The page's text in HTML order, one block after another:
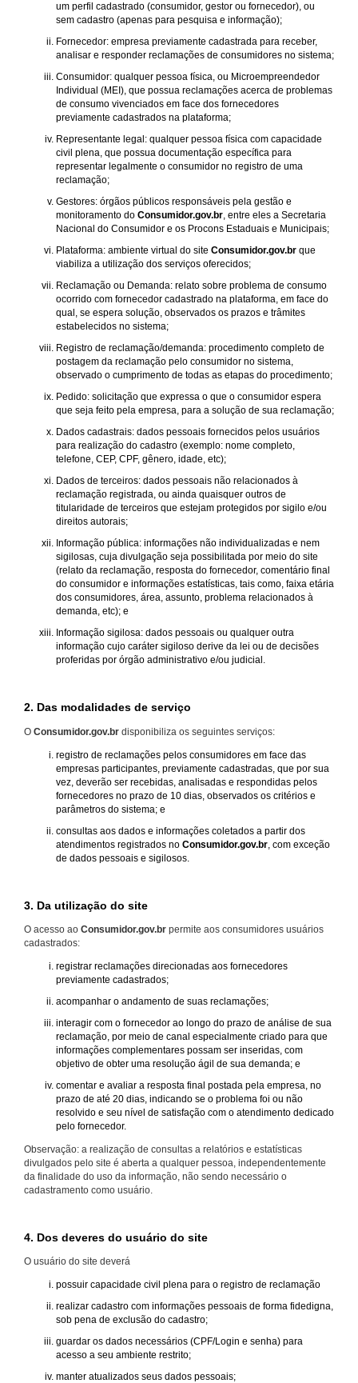
um perfil cadastrado (consumidor, gestor ou fornecedor), ou
sem cadastro (apenas para pesquisa e informação);
Fornecedor: empresa previamente cadastrada para receber,
analisar e responder reclamações de consumidores no sistema;
Consumidor: qualquer pessoa física, ou Microempreendedor
Individual (MEI), que possua reclamações acerca de problemas
de consumo vivenciados em face dos fornecedores
previamente cadastrados na plataforma;
Representante legal: qualquer pessoa física com capacidade
civil plena, que possua documentação específica para
representar legalmente o consumidor no registro de uma
reclamação;
Gestores: órgãos públicos responsáveis pela gestão e
monitoramento do Consumidor.gov.br, entre eles a Secretaria
Nacional do Consumidor e os Procons Estaduais e Municipais;
Plataforma: ambiente virtual do site Consumidor.gov.br que
viabiliza a utilização dos serviços oferecidos;
Reclamação ou Demanda: relato sobre problema de consumo
ocorrido com fornecedor cadastrado na plataforma, em face do
qual, se espera solução, observados os prazos e trâmites
estabelecidos no sistema;
Registro de reclamação/demanda: procedimento completo de
postagem da reclamação pelo consumidor no sistema,
observado o cumprimento de todas as etapas do procedimento;
Pedido: solicitação que expressa o que o consumidor espera
que seja feito pela empresa, para a solução de sua reclamação;
Dados cadastrais: dados pessoais fornecidos pelos usuários
para realização do cadastro (exemplo: nome completo,
telefone, CEP, CPF, gênero, idade, etc);
Dados de terceiros: dados pessoais não relacionados à
reclamação registrada, ou ainda quaisquer outros de
titularidade de terceiros que estejam protegidos por sigilo e/ou
direitos autorais;
Informação pública: informações não individualizadas e nem
sigilosas, cuja divulgação seja possibilitada por meio do site
(relato da reclamação, resposta do fornecedor, comentário final
do consumidor e informações estatísticas, tais como, faixa etária
dos consumidores, área, assunto, problema relacionados à
demanda, etc); e
Informação sigilosa: dados pessoais ou qualquer outra
informação cujo caráter sigiloso derive da lei ou de decisões
proferidas por órgão administrativo e/ou judicial.
2. Das modalidades de serviço
O Consumidor.gov.br disponibiliza os seguintes serviços:
registro de reclamações pelos consumidores em face das
empresas participantes, previamente cadastradas, que por sua
vez, deverão ser recebidas, analisadas e respondidas pelos
fornecedores no prazo de 10 dias, observados os critérios e
parâmetros do sistema; e
consultas aos dados e informações coletados a partir dos
atendimentos registrados no Consumidor.gov.br , com exceção
de dados pessoais e sigilosos.
3. Da utilização do site
O acesso ao Consumidor.gov.br permite aos consumidores usuários
cadastrados:
registrar reclamações direcionadas aos fornecedores
previamente cadastrados;
acompanhar o andamento de suas reclamações;
interagir com o fornecedor ao longo do prazo de análise de sua
reclamação, por meio de canal especialmente criado para que
informações complementares possam ser inseridas, com
objetivo de obter uma resolução ágil de sua demanda; e
comentar e avaliar a resposta final postada pela empresa, no
prazo de até 20 dias, indicando se o problema foi ou não
resolvido e seu nível de satisfação com o atendimento dedicado
pelo fornecedor.
Observação: a realização de consultas a relatórios e estatísticas
divulgados pelo site é aberta a qualquer pessoa, independentemente
da finalidade do uso da informação, não sendo necessário o
cadastramento como usuário.
4. Dos deveres do usuário do site
O usuário do site deverá
possuir capacidade civil plena para o registro de reclamação
realizar cadastro com informações pessoais de forma fidedigna,
sob pena de exclusão do cadastro;
guardar os dados necessários (CPF/Login e senha) para
acesso a seu ambiente restrito;
manter atualizados seus dados pessoais;